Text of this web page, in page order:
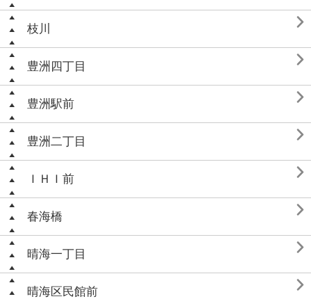
枝川 
豊洲四丁目 
豊洲駅前 
豊洲二丁目 
ＩＨＩ前 
春海橋 
晴海一丁目 
晴海区民館前 